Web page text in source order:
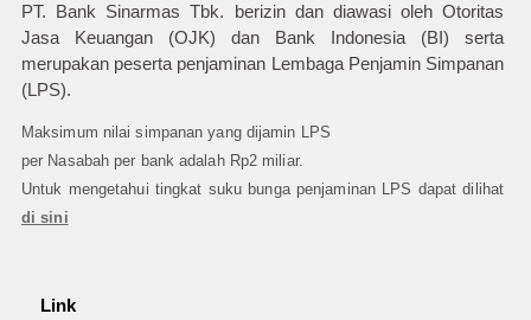
PT. Bank Sinarmas Tbk. berizin dan diawasi oleh Otoritas
Jasa Keuangan (OJK) dan Bank Indonesia (BI) serta
merupakan peserta penjaminan Lembaga Penjamin Simpanan
(LPS).
Maksimum nilai simpanan yang dijamin LPS
per Nasabah per bank adalah Rp2 miliar.
Untuk mengetahui tingkat suku bunga penjaminan LPS dapat dilihat
di sini
Link